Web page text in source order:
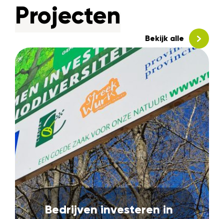
Projecten
Bedrijven investeren in
Bekijk alle